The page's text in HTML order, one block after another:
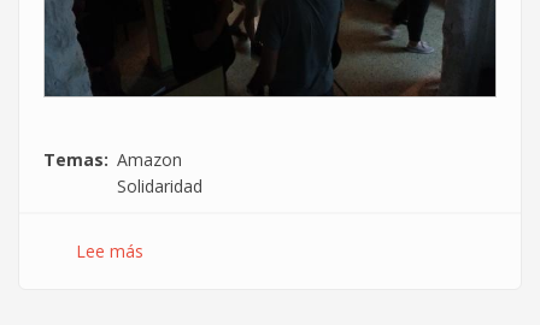
Temas
Amazon
Solidaridad
Lee más